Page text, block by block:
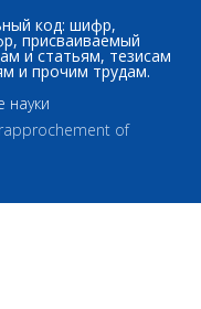
код: шифр,
присваиваемый
и статьям, тезисам
и прочим трудам.
науки
of